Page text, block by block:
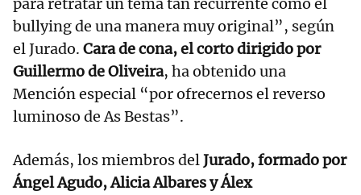
para retratar un tema tan recurrente como el
bullying de una manera muy original”, según
el Jurado. Cara de cona, el corto dirigido por
Guillermo de Oliveira, ha obtenido una
Mención especial “por ofrecernos el reverso
luminoso de As Bestas”.
Además, los miembros delJurado, formado por
Ángel Agudo, Alicia Albares y Álex